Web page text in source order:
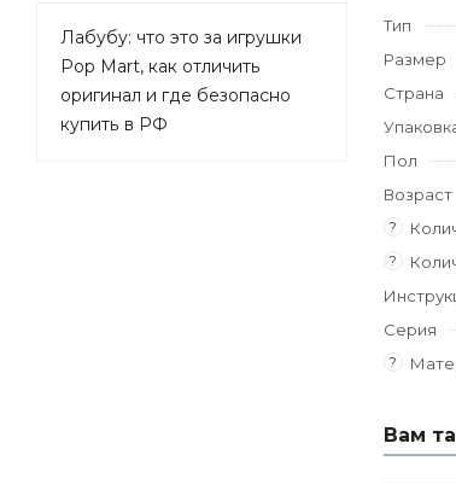
Тип
Размер
Страна
Пол
Возраст
?
?
Серия
?
Вам
Лабубу: что это за игрушки
Pop Mart, как отличить
оригинал и где безопасно
купить в РФ